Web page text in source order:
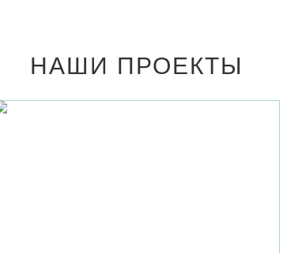
НАШИ ПРОЕКТЫ